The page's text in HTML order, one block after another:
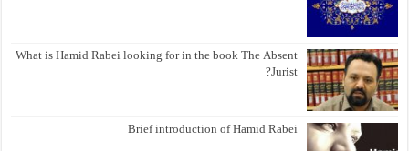
What is Hamid Rabei looking for in the book The Absent
Jurist?
Brief introduction of Hamid Rabei